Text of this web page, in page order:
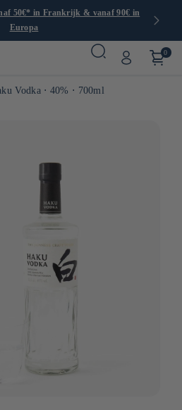
50€* in Frankrijk & vanaf 90€ in
Europa
0
Vodka ⋅ 40% ⋅ 700ml